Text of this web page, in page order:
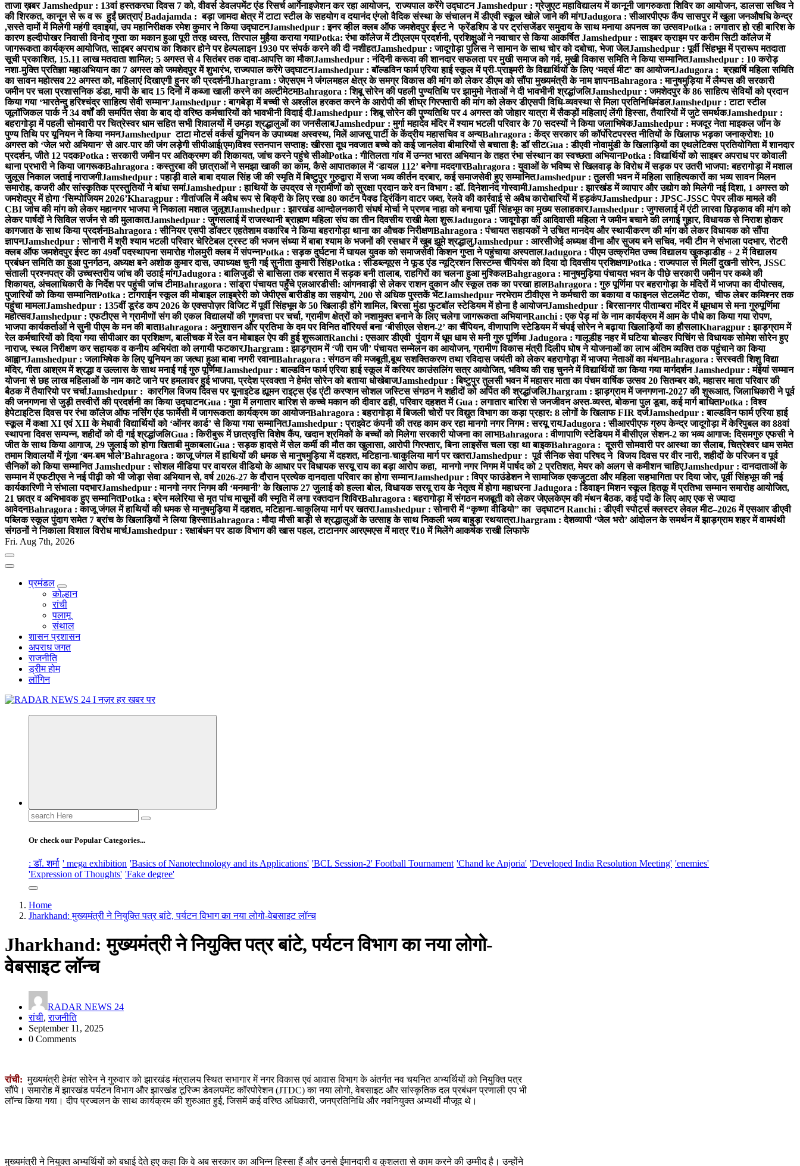
ताजा ख़बरJamshedpur : 13वां हस्तकरघा दिवस 7 को, वीवर्स डेवलपमेंट एंड रिसर्च आर्गेनाइजेशन कर रहा आयोजन, राज्यपाल करेंगे उद्घाटनJamshedpur : ग्रेजुएट महाविद्यालय में कानूनी जागरुकता शिविर का आयोजन, डालसा सचिव ने
की शिरकत, कानून से रू व रू हुईं छात्राएंBadajamda : बड़ा जामदा क्षेत्र में टाटा स्टील के सहयोग व दयानंद एंग्लो वैदिक संस्था के संचालन में डीएवी स्कूल खोले जाने की मांगJadugora : सीआरपीएफ कैंप सासपुर में खुला जनऔषधि केन्द्र
,सस्ते दामों में मिलेगी महंगी दवाइयां, उप महानिरीक्षक रमेश कुमार ने किया उद्घाटनJamshedpur : इनर व्हील क्लब ऑफ जमशेदपुर ईस्ट ने फ्रेंडशिप डे पर ट्रांसजेंडर समुदाय के साथ मनाया अपनत्व का उत्सवPotka : लगातार हो रही बारिश के
कारण हल्दीपोखर निवासी विनोद गुप्ता का मकान हुआ पूरी तरह ध्वस्त, तिरपाल मुहैया कराया गयाPotka: रंभा कॉलेज में टीएलएम प्रदर्शनी, प्रशिक्षुओं ने नवाचार से किया आकर्षितJamshedpur : साइबर क्राइम पर करीम सिटी कॉलेज में
जागरूकता कार्यक्रम आयोजित, साइबर अपराध का शिकार होने पर हेल्पलाइन 1930 पर संपर्क करने की दी नशीहतJamshedpur : जादूगोड़ा पुलिस ने सामान के साथ चोर को दबोचा, भेजा जेलJamshedpur : पूर्वी सिंहभूम में प्रारूप मतदाता
सूची प्रकाशित, 15.11 लाख मतदाता शामिल; 5 अगस्त से 4 सितंबर तक दावा-आपत्ति का मौकाJamshedpur : नंदिनी करूवा की शानदार सफलता पर मुखी समाज को गर्व, मुखी विकास समिति ने किया सम्मानितJamshedpur : 10 करोड़
नशा-मुक्ति प्रतिज्ञा महाअभियान का 7 अगस्त को जमशेदपुर में शुभारंभ, राज्यपाल करेंगे उद्घाटनJamshedpur : बॉल्डविन फार्म एरिया हाई स्कूल में प्री-प्राइमरी के विद्यार्थियों के लिए ‘मदर्स मीट’ का आयोजनJadugora : ब्रह्मर्षि महिला समिति
का सावन महोत्सव 22 अगस्त को, महिलाएं दिखाएगी हुनर की प्रदर्शनीJhargram : जेएसएम ने जंगलमहल क्षेत्र के समग्र विकास की मांग को लेकर डीएम को सौंपा मुख्यमंत्री के नाम ज्ञापनBahragora : मानुषमुड़िया में लैम्पस की सरकारी
जमीन पर चला प्रशासनिक डंडा, मापी के बाद 15 दिनों में कब्जा खाली करने का अल्टीमेटमBahragora : शिबू सोरेन की पहली पुण्यतिथि पर झामुमो नेताओं ने दी भावभीनी श्रद्धांजलिJamshedpur : जमशेदपुर के 86 साहित्य सेवियों को प्रदान
किया गया ‘भारतेन्दु हरिश्चंद्र साहित्य सेवी सम्मान’Jamshedpur : बागबेड़ा में बच्ची से अश्लील हरकत करने के आरोपी की शीघ्र गिरफ्तारी की मांग को लेकर डीएसपी विधि-व्यवस्था से मिला प्रतिनिधिमंडलJamshedpur : टाटा स्टील
जूलॉजिकल पार्क ने 34 वर्षों की समर्पित सेवा के बाद दो वरिष्ठ कर्मचारियों को भावभीनी विदाई दीJamshedpur : शिबू सोरेन की पुण्यतिथि पर 4 अगस्त को जोहार यात्रा में सैकड़ों महिलाएं लेंगी हिस्सा, तैयारियों में जुटे समर्थकJamshedpur :
बहरागोड़ा में पहली सोमवारी पर चित्रेस्वर धाम सहित सभी शिवालयों में उमड़ा श्रद्धालुओं का जनसैलाबJamshedpur : मुर्गा महादेव मंदिर में श्याम भटली परिवार के 70 सदस्यों ने किया जलाभिषेकJamshedpur : मजदूर नेता माइकल जॉन के
पुण्य तिथि पर यूनियन ने किया नमनJamshedpur टाटा मोटर्स वर्कर्स यूनियन के उपाध्यक्ष अस्वस्थ, मिलें आजसू पार्टी के केंद्रीय महासचिव व अन्यBahragora : केंद्र सरकार की कॉर्पोरेटपरस्त नीतियों के खिलाफ भड़का जनाक्रोश: 10
अगस्त को ‘जेल भरो अभियान’ से आर-पार की जंग लड़ेगी सीपीआई(एम)विश्व स्तनपान सप्ताह: खीरसा दूध नवजात बच्चे को कई जानलेवा बीमारियों से बचाता है: डॉ सीटGua : डीएवी नोवामुंडी के खिलाड़ियों का एथलेटिक्स प्रतियोगिता में शानदार
प्रदर्शन, जीते 12 पदकPotka : सरकारी जमीन पर अतिक्रमण की शिकायत, जांच करने पहुंचे सीओPotka : गीतिलता गांव में उन्नत भारत अभियान के तहत रंभा संस्थान का स्वच्छता अभियानPotka : विद्यार्थियों को साइबर अपराध पर कोवाली
थाना प्रभारी ने किया जागरूकBahragora : कस्तुरबा की छात्राओं ने समझा खाकी का काम, कैसे आपातकाल में ‘डायल 112’ बनेगा मददगारBahragora : युवाओं के भविष्य से खिलवाड़ के विरोध में सड़क पर उतरी भाजपा: बहरागोड़ा में मशाल
जुलूस निकाल जताई नाराजगीJamshedpur : पहाड़ी वाले बाबा दयाल सिंह जी की स्मृति में बिष्टुपुर गुरुद्वारा में सजा भव्य कीर्तन दरबार, कई समाजसेवी हुए सम्मानितJamshedpur : तुलसी भवन में महिला साहित्यकारों का भव्य सावन मिलन
समारोह, कजरी और सांस्कृतिक प्रस्तुतियों ने बांधा समांJamshedpur : हाथियों के उपद्रव से ग्रामीणों को सुरक्षा प्रदान करे वन विभाग : डॉ. दिनेशानंद गोस्वामीJamshedpur : झारखंड में व्यापार और उद्योग को मिलेगी नई दिशा, 1 अगस्त को
जमशेदपुर में होगा ‘सिम्पोजियम 2026’Kharagpur : गीतांजलि में अवैध रूप से बिक्री के लिए रखा 80 कार्टन पैक्ड ड्रिंकिंग वाटर जब्त, रेलवे की कार्रवाई से अवैध कारोबारियों में हड़कंपJamshedpur : JPSC-JSSC पेपर लीक मामले की
CBI जांच की मांग को लेकर महानगर भाजपा ने निकाला मशाल जुलूशJamshedpur : झारखंड आन्दोलनकारी संघर्ष मोर्चा ने प्रणब नाहा को बनाया पूर्वी सिंहभूम का मुख्य सलाहकारJamshedpur : जुगसलाई में एंटी लारवा छिड़काव की मांग को
लेकर पार्षदों ने सिविल सर्जन से की मुलाकातJamshedpur : जुगसलाई में राजस्थानी ब्राह्मण महिला संघ का तीन दिवसीय राखी मेला शुरूJadugora : जादूगोड़ा की आदिवासी महिला ने जमीन बचाने की लगाई गुहार, विधायक से निराश होकर
कागजात के साथ किया प्रदर्शनBahragora : सीनियर एसपी डॉक्टर एहतेशाम वकारिब ने किया बहरागोड़ा थाना का औचक निरीक्षणBahragora : पंचायत सहायकों ने उचित मानदेय और स्थायीकरण की मांग को लेकर विधायक को सौंपा
ज्ञापनJamshedpur : सोनारी में श्री श्याम भटली परिवार चेरिटेबल ट्रस्ट की भजन संध्या में बाबा श्याम के भजनों की रसधार में खुब झूमे श्रद्धालुJamshedpur : आरसीजेई अध्यक्ष वीना और सुजय बने सचिव, नयी टीम ने संभाला पदभार, रोटरी
क्लब ऑफ जमशेदपुर ईस्ट का 49वाँ पदस्थापना समारोह गोलमुरी क्लब में संपन्नPotka : सड़क दुर्घटना में घायल युवक को समाजसेवी किशन गुप्ता ने पहुंचाया अस्पतालJadugora : पीएम उत्क्रमित उच्च विद्यालय खुकड़ाडीह + 2 में विद्यालय
प्रबंधन समिति का हुआ पुनर्गठन, अध्यक्ष बने अशोक कुमार दास, उपाध्यक्ष चुनी गई सुनीता कुमारी सिंहPotka : सीडब्ल्यूएस ने फूड एंड न्यूट्रिशन सिस्टम्स चैंपियंस को दिया दो दिवसीय प्रशिक्षणPotka : राज्यपाल से मिलीं दुखनी सोरेन, JSSC
संताली प्रश्नपत्र की उच्चस्तरीय जांच की उठाई मांगJadugora : बालिजुडी से बासिला तक बरसात में सड़क बनी तालाब, राहगिरों का चलना हुआ मुश्किलBahgragora : मानुषमुड़िया पंचायत भवन के पीछे सरकारी जमीन पर कब्जे की
शिकायत, अंचलाधिकारी के निर्देश पर पहुंची जांच टीमBahragora : सांड्रा पंचायत पहुँचे एलआरडीसी: आंगनवाड़ी से लेकर राशन दुकान और स्कूल तक का परखा हालBahragora : गुरु पूर्णिमा पर बहरागोड़ा के मंदिरों में भाजपा का दीपोत्सव,
पुजारियों को किया सम्मानितPotka : टांगराईन स्कूल की मोबाइल लाइब्रेरी को जेपीएस बारीडीह का सहयोग, 200 से अधिक पुस्तकें भेंटJamshedpur नरभेराम टीवीएस ने कर्मचारी का बकाया व फाइनल सेटलमेंट रोका, चीफ लेबर कमिश्नर तक
पहुंचा मामलाJamshedpur : 135वीं डूरंड कप 2026 के एक्सपोज़र विजिट में पूर्वी सिंहभूम के 50 खिलाड़ी होंगे शामिल, बिरसा मुंडा फुटबॉल स्टेडियम में होना है आयोजनJamshedpur : बिरसानगर पीताम्बरा मंदिर में धूमधाम से मना गुरुपूर्णिमा
महोत्सवJamshedpur : एफटीएस ने ग्रामीणों संग की एकल विद्यालयों की गुणवत्ता पर चर्चा, ग्रामीण क्षेत्रों को नशामुक्त बनाने के लिए चलेगा जागरूकता अभियानRanchi : एक पेड़ मां के नाम कार्यक्रम में आम के पौधे का किया गया रोपण,
भाजपा कार्यकर्ताओं ने सुनी पीएम के मन की बातBahragora : अनुशासन और प्रतिभा के दम पर विनित वॉरियर्स बना ‘बीसीएल सेशन-2’ का चैंपियन, वीणापाणि स्टेडियम में चंपई सोरेन ने बढ़ाया खिलाड़ियों का हौसलाKharagpur : झाड़ग्राम में
रेल कर्मचारियों को दिया गया सीपीआर का प्रशिक्षण, बालीचक में रेल वन मोबाइल ऐप की हुई शुरूआतRanchi : एसआर डीएवी पुंदाग में धूम धाम से मनी गुरु पूर्णिमाJadugora : गालूडीह नहर में घटिया बोल्डर पिचिंग से विधायक सोमेश सोरेन हुए
नाराज, स्थल निरीक्षण कर सहायक व कनीय अभियंता को लगायी फटकारJhargram : झाड़ग्राम में ‘जी राम जी’ पंचायत सम्मेलन का आयोजन, ग्रामीण विकास मंत्री दिलीप घोष ने योजनाओं का लाभ अंतिम व्यक्ति तक पहुंचाने का किया
आह्वानJamshedpur : जलाभिषेक के लिए यूनियन का जत्था हुआ बाबा नगरी रवानाBahragora : संगठन की मजबूती,बूथ सशक्तिकरण तथा रविदास जयंती को लेकर बहरागोड़ा में भाजपा नेताओं का मंथनBahragora : सरस्वती शिशु विद्या
मंदिर, गीता आश्रम में श्रद्धा व उल्लास के साथ मनाई गई गुरु पूर्णिमाJamshedpur : बाल्डविन फार्म एरिया हाई स्कूल में करियर काउंसलिंग सत्र आयोजित, भविष्य की राह चुनने में विद्यार्थियों का किया गया मार्गदर्शनJamshedpur : मंईयां सम्मान
योजना से छह लाख महिलाओं के नाम काटे जाने पर हमलावर हुई भाजपा, प्रदेश प्रवक्ता ने हेमंत सोरेन को बताया धोखेबाजJamshedpur : बिष्टुपुर तुलसी भवन में महासर माता का पंचम वार्षिक उत्सव 20 सितम्बर को, महासर माता परिवार की
बैठक में तैयारियो पर चर्चाJamshedpur : कारगिल विजय दिवस पर यूनाइटेड ह्यूमन राइट्स एंड एंटी करप्शन सोशल जस्टिस संगठन ने शहीदों को अर्पित की श्रद्धांजलिJhargram : झाड़ग्राम में जनगणना-2027 की शुरूआत, जिलाधिकारी ने पूर्व
की जनगणना से जुड़ी तस्वीरों की प्रदर्शनी का किया उद्घाटनGua : गुवा में लगातार बारिश से कच्चे मकान की दीवार ढही, परिवार दहशत मेंGua : लगातार बारिश से जनजीवन अस्त-व्यस्त, बोकना पुल डूबा, कई मार्ग बाधितPotka : विश्व
हेपेटाइटिस दिवस पर रंभा कॉलेज ऑफ नर्सिंग एंड फार्मेसी में जागरूकता कार्यक्रम का आयोजनBahragora : बहरागोड़ा में बिजली चोरों पर विद्युत विभाग का कड़ा प्रहार: 8 लोगों के खिलाफ FIR दर्जJamshedpur : बाल्डविन फार्म एरिया हाई
स्कूल में कक्षा XI एवं XII के मेधावी विद्यार्थियों को ‘ऑनर कार्ड’ से किया गया सम्मानितJamshedpur : प्राइवेट कंपनी की तरह काम कर रहा मानगो नगर निगम : सरयू रायJadugora : सीआरपीएफ ग्रुप केन्द्र जादूगोड़ा में केरिपुबल का 88वां
स्थापना दिवस सम्पन्न, शहीदों को दी गई श्रद्धांजलिGua : किरीबुरू में छात्रवृत्ति विशेष कैंप, खदान श्रमिकों के बच्चों को मिलेगा सरकारी योजना का लाभBahragora : वीणापाणि स्टेडियम में बीसीएल सेशन-2 का भव्य आगाज: दिसमगुरु एफसी ने
जीत के साथ किया आगाज, 29 जुलाई को होगा खिताबी मुकाबलाGua : सड़क हादसे में सेल कर्मी की मौत का खुलासा, आरोपी गिरफ्तार, बिना लाइसेंस चला रहा था बाइकBahragora : दूसरी सोमवारी पर आस्था का सैलाब, चित्रेश्वर धाम समेत
तमाम शिवालयों में गूंजा ‘बम-बम भोले’Bahragora : काजू जंगल में हाथियों की धमक से मानुषमुड़िया में दहशत, मटिहाना-चाकुलिया मार्ग पर खतराJamshedpur : पूर्व सैनिक सेवा परिषद ने विजय दिवस पर वीर नारी, शहीदों के परिजन व पूर्व
सैनिकों को किया सम्मानितJamshedpur : सोशल मीडिया पर वायरल वीडियो के आधार पर विधायक सरयू राय का बड़ा आरोप कहा, मानगो नगर निगम में पार्षद को 2 प्रतिशत, मेयर को अलग से कमीशन चाहिएJamshedpur : दानदाताओं के
सम्मान में एफटीएस ने नई पीढ़ी को भी जोड़ा सेवा अभियान से, वर्ष 2026-27 के दौरान प्रत्येक दानदाता परिवार का होगा सम्मानJamshedpur : विप्र फाउंडेशन ने सामाजिक एकजुटता और महिला सहभागिता पर दिया जोर, पूर्वी सिंहभूम की नई
कार्यकारिणी ने संभाला पदभारJamshedpur : मानगो नगर निगम की ‘मनमानी’ के खिलाफ 27 जुलाई को हल्ला बोल, विधायक सरयू राय के नेतृत्व में होगा महाधरनाJadugora : डिवाइन मिशन स्कूल हितकू में प्रतिभा सम्मान समारोह आयोजित,
21 छात्र व अभिभावक हुए सम्मानितPotka : ब्रेन मलेरिया से मृत पांच मासूमों की स्मृति में लगा रक्तदान शिविरBahragora : बहरागोड़ा में संगठन मजबूती को लेकर जेएलकेएम की मंथन बैठक, कई पदों के लिए आए एक से ज्यादा
आवेदनBahragora : काजू जंगल में हाथियों की धमक से मानुषमुड़िया में दहशत, मटिहाना-चाकुलिया मार्ग पर खतराJamshedpur : सोनारी में “कृष्णा वीडियो” का उद्घाटनRanchi : डीएवी स्पोर्ट्स क्लस्टर लेवल मीट–2026 में एसआर डीएवी
पब्लिक स्कूल पुंदाग समेत 7 ब्रांच के खिलाड़ियों ने लिया हिस्साBahragora : मौदा मौसी बाड़ी से श्रद्धालुओं के उत्साह के साथ निकली भव्य बाहुड़ा रथयात्राJhargram : देशव्यापी ‘जेल भरो’ आंदोलन के समर्थन में झाड़ग्राम शहर में वामपंथी
संगठनों ने निकाला विशाल विरोध मार्चJamshedpur : रक्षाबंधन पर डाक विभाग की खास पहल, टाटानगर आरएमएस में मात्र ₹10 में मिलेंगे आकर्षक राखी लिफाफे
Fri. Aug 7th, 2026
प्रमंडल
कोल्हान
रांची
पलामू
संथाल
शासन प्रशासन
अपराध जगत
राजनीति
ड्रीम होम
लॉगिन
Search
for:
Or check our Popular Categories...
: डॉ. शर्मा ' mega exhibition 'Basics of Nanotechnology and its Applications' 'BCL Session-2' Football Tournament 'Chand ke Anjoria' 'Developed India Resolution Meeting' 'enemies'
'Expression of Thoughts' 'Fake degree'
Home
Jharkhand: मुख्यमंत्री ने नियुक्ति पत्र बांटे, पर्यटन विभाग का नया लोगो-वेबसाइट लॉन्च
Jharkhand: मुख्यमंत्री ने नियुक्ति पत्र बांटे, पर्यटन विभाग का नया लोगो-
वेबसाइट लॉन्च
RADAR NEWS 24
रांची,राजनीति
September 11, 2025
0 Comments
रांची: मुख्यमंत्री हेमंत सोरेन ने गुरुवार को झारखंड मंत्रालय स्थित सभागार में नगर विकास एवं आवास विभाग के अंतर्गत नव चयनित अभ्यर्थियों को नियुक्ति पत्र
सौंपे। समारोह में झारखंड पर्यटन विभाग और झारखंड टूरिज्म डेवलपमेंट कॉरपोरेशन (JTDC) का नया लोगो, वेबसाइट और सांस्कृतिक दल प्रबंधन प्रणाली एप भी
लॉन्च किया गया। दीप प्रज्वलन के साथ कार्यक्रम की शुरुआत हुई, जिसमें कई वरिष्ठ अधिकारी, जनप्रतिनिधि और नवनियुक्त अभ्यर्थी मौजूद थे।
मुख्यमंत्री ने नियुक्त अभ्यर्थियों को बधाई देते हुए कहा कि वे अब सरकार का अभिन्न हिस्सा हैं और उनसे ईमानदारी व कुशलता से काम करने की उम्मीद है। उन्होंने